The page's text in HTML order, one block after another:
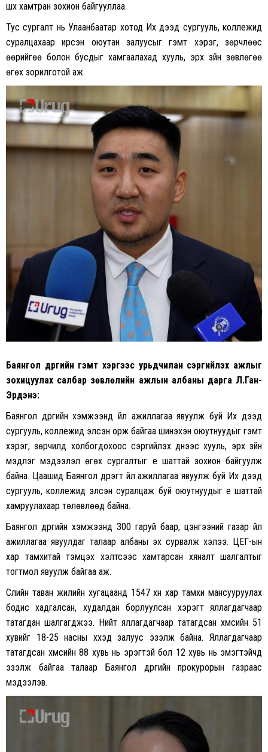
шүүх хамтран зохион байгууллаа.
Тус сургалт нь Улаанбаатар хотод Их дээд сургууль, коллежид
суралцахаар ирсэн оюутан залуусыг гэмт хэрэг, зөрчлөөс
өөрийгөө болон бусдыг хамгаалахад хууль, эрх зүйн зөвлөгөө
өгөх зорилготой аж.
Баянгол дүүргийн гэмт хэргээс урьдчилан сэргийлэх ажлыг
зохицуулах салбар зөвлөлийн ажлын албаны дарга Л.Ган-
Эрдэнэ:
Баянгол дүүргийн хэмжээнд үйл ажиллагаа явуулж буй Их дээд
сургууль, коллежид элсэн орж байгаа шинэхэн оюутнуудыг гэмт
хэрэг, зөрчилд холбогдохоос сэргийлэх үүднээс хууль, эрх зүйн
мэдлэг мэдээлэл өгөх сургалтыг үе шаттай зохион байгуулж
байна. Цаашид Баянгол дүүрэгт үйл ажиллагаа явуулж буй Их дээд
сургууль, коллежид элсэн суралцаж буй оюутнуудыг үе шаттай
хамруулахаар төлөвлөөд байна.
Баянгол дүүргийн хэмжээнд 300 гаруй баар, цэнгээний газар үйл
ажиллагаа явуулдаг талаар албаны эх сурвалж хэлээ. ЦЕГ-ын
хар тамхитай тэмцэх хэлтсээс хамтарсан хяналт шалгалтыг
тогтмол явуулж байгаа аж.
Сүүлийн таван жилийн хугацаанд 1547 хүн хар тамхи мансууруулах
бодис хадгалсан, худалдан борлуулсан хэрэгт яллагдагчаар
татагдан шалгагджээ. Нийт яллагдагчаар татагдсан хүмүүсийн 51
хувийг 18-25 насны хүүхэд залуус эзэлж байна. Яллагдагчаар
татагдсан хүмүүсийн 88 хувь нь эрэгтэй бол 12 хувь нь эмэгтэйчүүд
эзэлж байгаа талаар Баянгол дүүргийн прокурорын газраас
мэдээлэв.